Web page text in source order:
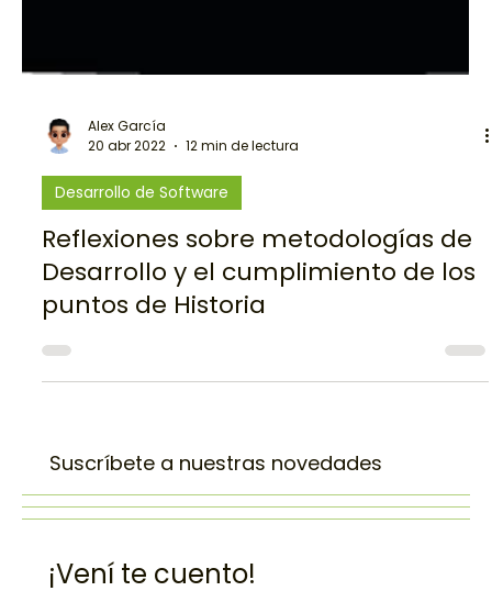
Alex García
20 abr 2022
12 min de lectura
Desarrollo de Software
Reflexiones sobre metodologías de
Desarrollo y el cumplimiento de los
puntos de Historia